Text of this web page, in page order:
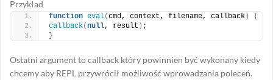
Przykład
function eval(cmd, context, filename, callback )
{
callback(null, result ) ;
}
Ostatni argument to callback który powinnien być wykonany kiedy
chcemy aby REPL przywrócił możliwość wprowadzania poleceń.